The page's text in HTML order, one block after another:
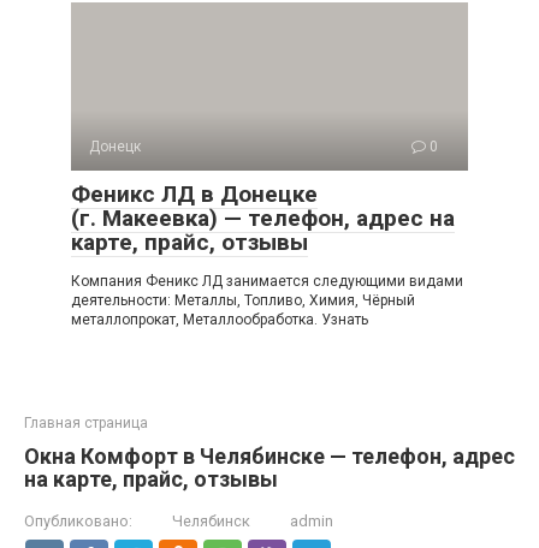
Донецк 0
Феникс ЛД в Донецке
(г. Макеевка) — телефон, адрес на
карте, прайс, отзывы
Компания Феникс ЛД занимается следующими видами
деятельности: Металлы, Топливо, Химия, Чёрный
металлопрокат, Металлообработка. Узнать
Главная страница
Окна Комфорт в Челябинске — телефон, адрес
на карте, прайс, отзывы
Опубликовано: Челябинск admin